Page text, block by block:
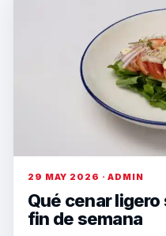
29 MAY 2026 · ADMIN
Qué cenar
fin de semana